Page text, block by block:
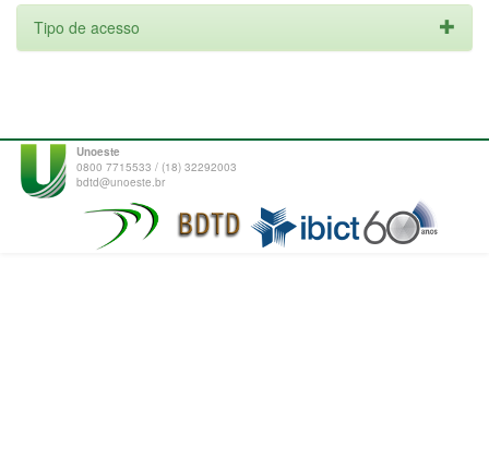
Tipo de acesso
Unoeste
0800 7715533 / (18) 32292003
bdtd@unoeste.br